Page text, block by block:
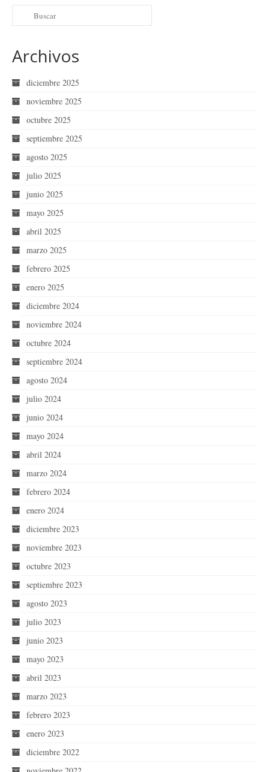
Archivos
diciembre 2025
noviembre 2025
octubre 2025
septiembre 2025
agosto 2025
julio 2025
junio 2025
mayo 2025
abril 2025
marzo 2025
febrero 2025
enero 2025
diciembre 2024
noviembre 2024
octubre 2024
septiembre 2024
agosto 2024
julio 2024
junio 2024
mayo 2024
abril 2024
marzo 2024
febrero 2024
enero 2024
diciembre 2023
noviembre 2023
octubre 2023
septiembre 2023
agosto 2023
julio 2023
junio 2023
mayo 2023
abril 2023
marzo 2023
febrero 2023
enero 2023
diciembre 2022